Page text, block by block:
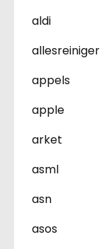
aldi
allesreiniger
appels
apple
arket
asml
asn
asos